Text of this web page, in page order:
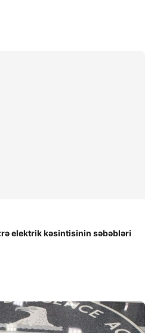
elektrik kəsintisinin səbəbləri